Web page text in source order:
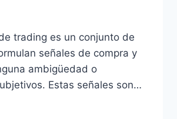
trading es un conjunto de
señales de compra y
ambigüedad o
Estas señales son…